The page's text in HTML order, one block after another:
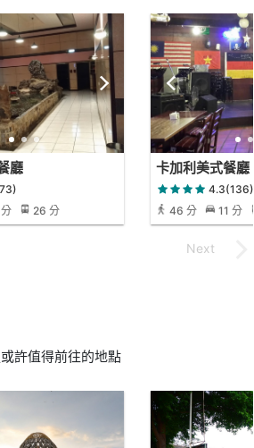
廳
26 分
卡加利美式餐廳
4.3(136)
46 分
11 分
許值得前往的地點